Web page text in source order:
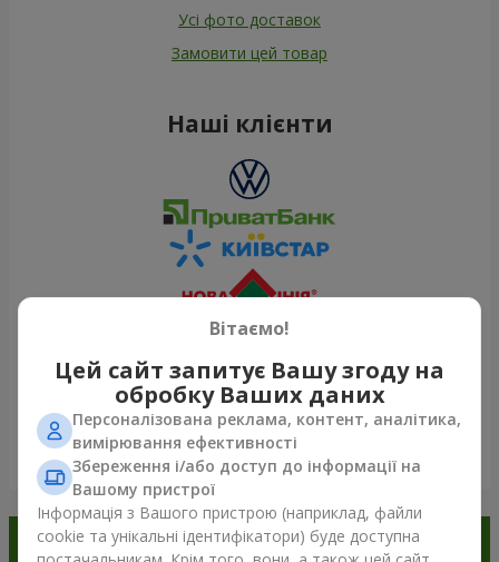
Усі фото доставок
Замовити цей товар
Наші клієнти
Переглянути все
Замовляйте в додатку
Вітаємо!
Цей сайт запитує Вашу згоду на
обробку Ваших даних
Персоналізована реклама, контент, аналітика,
вимірювання ефективності
Збереження і/або доступ до інформації на
Вашому пристрої
Інформація з Вашого пристрою (наприклад, файли
cookie та унікальні ідентифікатори) буде доступна